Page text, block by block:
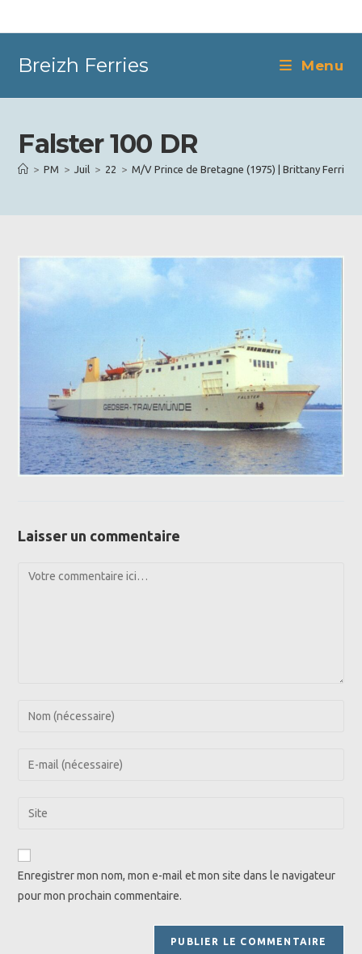
Breizh Ferries Menu
Falster 100 DR
> PM > Juil > 22 > M/V Prince de Bretagne (1975) | Brittany Ferries
Laisser un commentaire
Comment
address
comment
Saisir
de
Enregistrer mon nom, mon e-mail et mon site dans le navigateur
pour mon prochain commentaire.